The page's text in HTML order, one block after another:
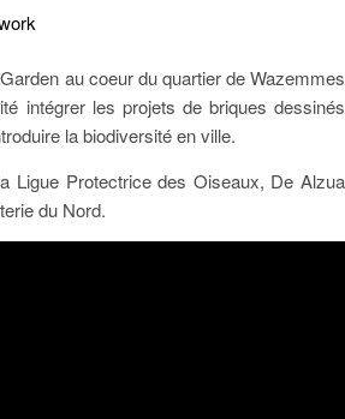
au coeur du quartier de Wazemmes
intégrer les projets de briques dessinés
la biodiversité en ville.
Ligue Protectrice des Oiseaux, De Alzua
du Nord.